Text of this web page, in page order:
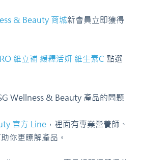
& Beauty 商城新會員立即獲得
維立補 緩釋活妍 維生素C 點選
Wellness & Beauty 產品的問題
官方 Line，裡面有專業營養師、
你更瞭解產品。